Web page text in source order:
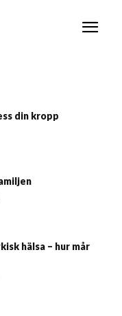
din kropp
hälsa – hur mår